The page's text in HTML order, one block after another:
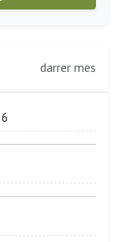
darrer mes